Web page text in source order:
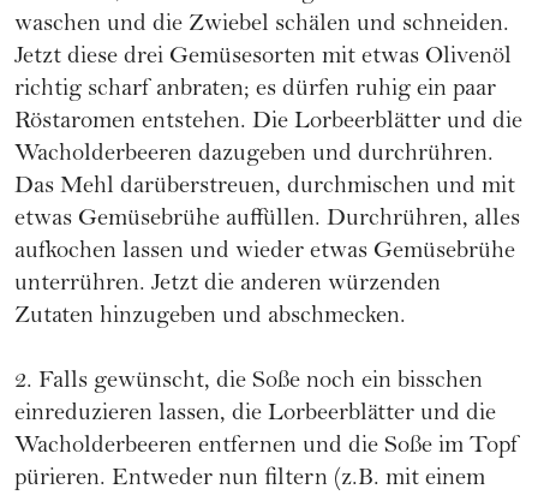
waschen und die Zwiebel schälen und schneiden.
Jetzt diese drei Gemüsesorten mit etwas Olivenöl
richtig scharf anbraten; es dürfen ruhig ein paar
Röstaromen entstehen. Die Lorbeerblätter und die
Wacholderbeeren dazugeben und durchrühren.
Das Mehl darüberstreuen, durchmischen und mit
etwas Gemüsebrühe auffüllen. Durchrühren, alles
aufkochen lassen und wieder etwas Gemüsebrühe
unterrühren. Jetzt die anderen würzenden
Zutaten hinzugeben und abschmecken.
2. Falls gewünscht, die Soße noch ein bisschen
einreduzieren lassen, die Lorbeerblätter und die
Wacholderbeeren entfernen und die Soße im Topf
pürieren. Entweder nun filtern (z.B. mit einem